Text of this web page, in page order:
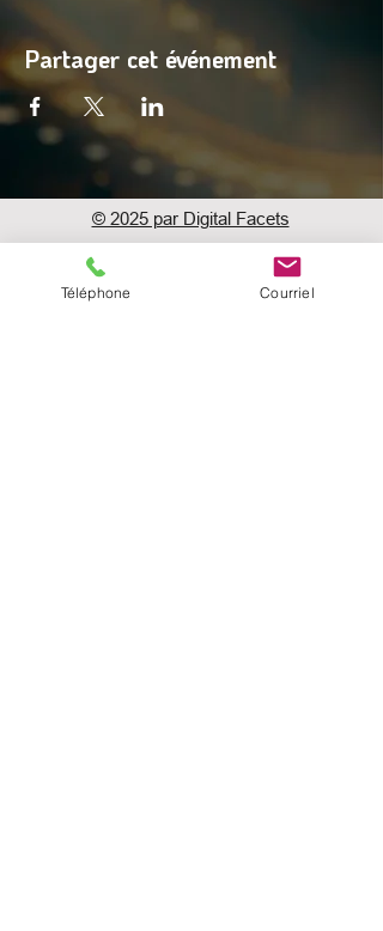
Partager cet événement
© 2025 par Digital Facets
Espace profs
Téléphone Courriel